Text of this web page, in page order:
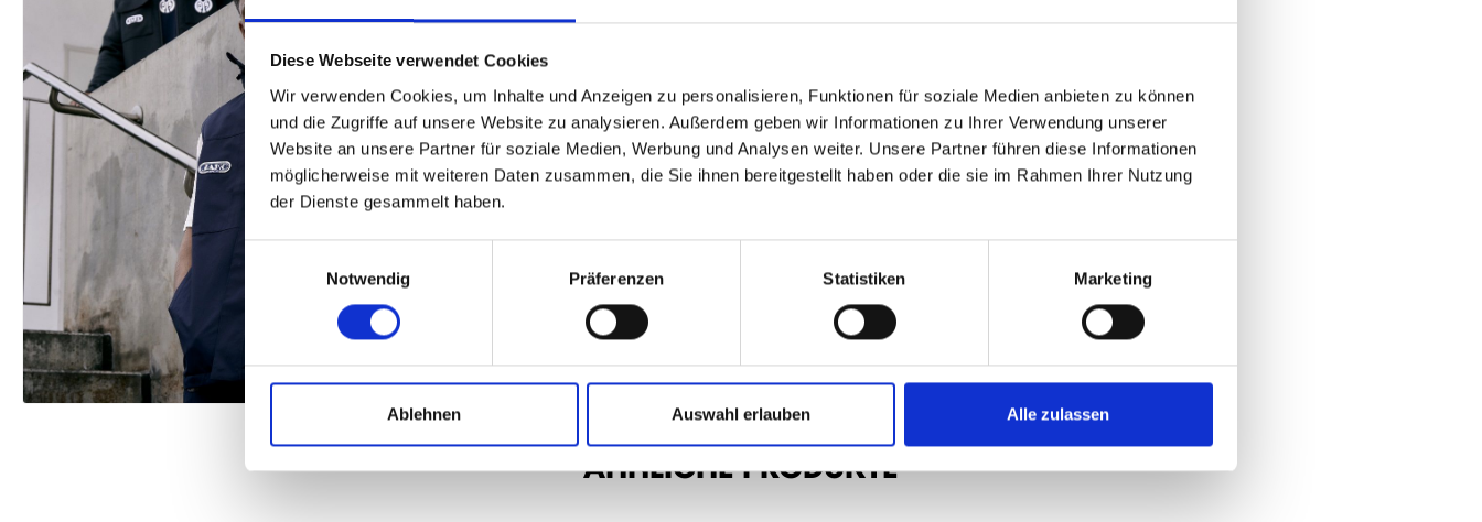
Diese Webseite verwendet Cookies
Wir verwenden Cookies, um Inhalte und Anzeigen zu personalisieren, Funktionen für soziale Medien anbieten zu können
und die Zugriffe auf unsere Website zu analysieren. Außerdem geben wir Informationen zu Ihrer Verwendung unserer
Website an unsere Partner für soziale Medien, Werbung und Analysen weiter. Unsere Partner führen diese Informationen
möglicherweise mit weiteren Daten zusammen, die Sie ihnen bereitgestellt haben oder die sie im Rahmen Ihrer Nutzung
der Dienste gesammelt haben.
Notwendig
Präferenzen Statistiken Marketing
Ablehnen Auswahl erlauben Alle zulassen
ÄHNLICHE PRODUKTE